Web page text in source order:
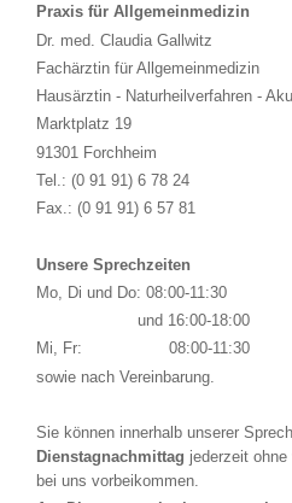
Praxis für Allgemeinmedizin
Dr. med. Claudia Gallwitz
Fachärztin für Allgemeinmedizin
Hausärztin - Naturheilverfahren -
Marktplatz 19
91301 Forchheim
Tel.: (0 91 91) 6 78 24
Fax.: (0 91 91) 6 57 81
Unsere Sprechzeiten
Mo, Di und Do: 08:00-11:30
und 16:00-18:00
Mi, Fr:
08:00-11:30
sowie nach Vereinbarung.
Sie können innerhalb unserer
Dienstagnachmittag jederzeit ohne
bei uns vorbeikommen.